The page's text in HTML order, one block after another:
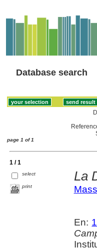
Database search
page 1 of 1
1 / 1
select
print
La
En: